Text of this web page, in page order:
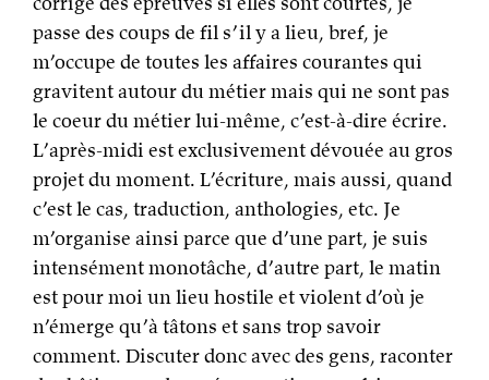
passe des coups de fil s’il y a lieu, bref, je
m’occupe de toutes les affaires courantes qui
gravitent autour du métier mais qui ne sont pas
le coeur du métier lui-même, c’est-à-dire écrire.
L’après-midi est exclusivement dévouée au gros
projet du moment. L’écriture, mais aussi, quand
c’est le cas, traduction, anthologies, etc. Je
m’organise ainsi parce que d’une part, je suis
intensément monotâche, d’autre part, le matin
est pour moi un lieu hostile et violent d’où je
n’émerge qu’à tâtons et sans trop savoir
comment. Discuter donc avec des gens, raconter